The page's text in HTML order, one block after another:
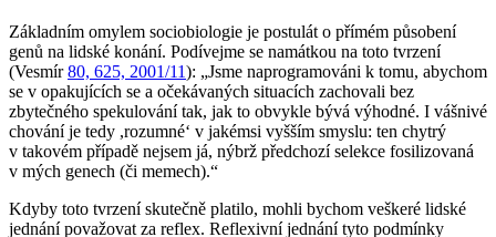
Základním omylem sociobiologie je postulát o přímém působení
genů na lidské konání. Podívejme se namátkou na toto tvrzení
(Vesmír80, 625, 2001/11): „Jsme naprogramováni k tomu, abychom
se v opakujících se a očekávaných situacích zachovali bez
zbytečného spekulování tak, jak to obvykle bývá výhodné. I vášnivé
chování je tedy ,rozumné‘ v jakémsi vyšším smyslu: ten chytrý
v takovém případě nejsem já, nýbrž předchozí selekce fosilizovaná
v mých genech (či memech).“
Kdyby toto tvrzení skutečně platilo, mohli bychom veškeré lidské
jednání považovat za reflex. Reflexivní jednání tyto podmínky